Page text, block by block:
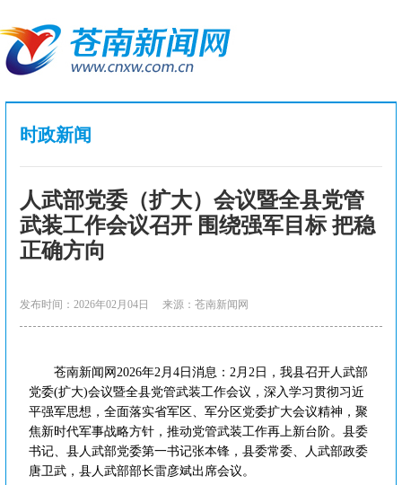
时政新闻
人武部党委（扩大）会议暨全县党管
武装工作会议召开 围绕强军目标 把稳
正确方向
发布时间：2026年02月04日 来源：苍南新闻网
苍南新闻网2026年2月4日消息：2月2日，我县召开人武部
党委(扩大)会议暨全县党管武装工作会议，深入学习贯彻习近
平强军思想，全面落实省军区、军分区党委扩大会议精神，聚
焦新时代军事战略方针，推动党管武装工作再上新台阶。县委
书记、县人武部党委第一书记张本锋，县委常委、人武部政委
唐卫武，县人武部部长雷彦斌出席会议。